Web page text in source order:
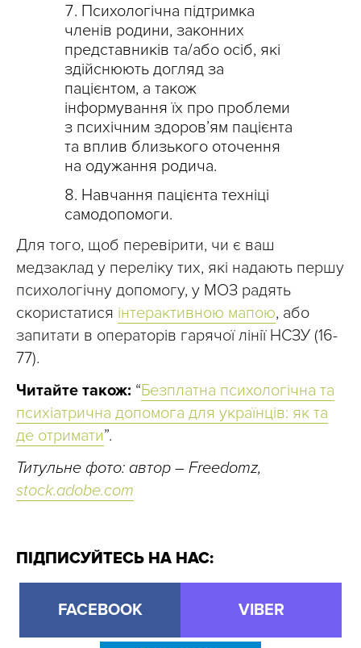
Психологічна підтримка
членів родини, законних
представників та/або осіб, які
здійснюють догляд за
пацієнтом, а також
інформування їх про проблеми
з психічним здоров’ям пацієнта
та вплив близького оточення
на одужання родича.
Навчання пацієнта техніці
самодопомоги.
Для того, щоб перевірити, чи є ваш
медзаклад у переліку тих, які надають першу
психологічну допомогу, у МОЗ радять
скористатися інтерактивною мапою, або
запитати в операторів гарячої лінії НСЗУ (16-
77).
Читайте також: “Безплатна психологічна та
психіатрична допомога для українців: як та
де отримати”.
Титульне фото: автор – Freedomz,
stock.adobe.com
ПІДПИСУЙТЕСЬ НА НАС:
FACEBOOK VIBER